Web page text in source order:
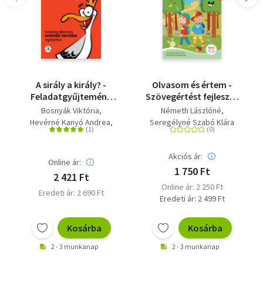
A sirály a király? -
Feladatgyűjtemény
Bosnyák Viktória
regényéhez
Bosnyák Viktória
Hevérné Kanyó Andrea
Dudás Győző
Online ár:
2 421 Ft
Eredeti ár: 2 690 Ft
Kosárba
2 - 3 munkanap
Olvasom és értem -
Szövegértést fejlesztő
gyakorlatok - 2.
osztály
Németh Lászlóné
Seregélyné Szabó Klára
Akciós ár:
1 750 Ft
Online ár: 2 250 Ft
Eredeti ár: 2 499 Ft
Kosárba
2 - 3 munkanap